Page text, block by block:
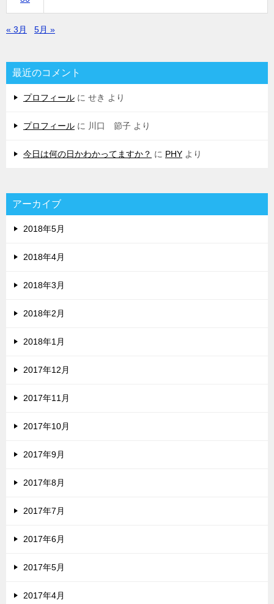
« 3月 5月 »
最近のコメント
プロフィール に せき より
プロフィール に 川口 節子 より
今日は何の日かわかってますか？ に PHY より
アーカイブ
2018年5月
2018年4月
2018年3月
2018年2月
2018年1月
2017年12月
2017年11月
2017年10月
2017年9月
2017年8月
2017年7月
2017年6月
2017年5月
2017年4月